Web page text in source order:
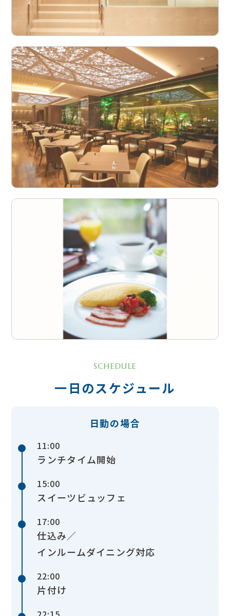
SCHEDULE
一日のスケジュール
日勤の場合
11:00
ランチタイム開始
15:00
スイーツビュッフェ
17:00
仕込み／
インルームダイニング対応
22:00
片付け